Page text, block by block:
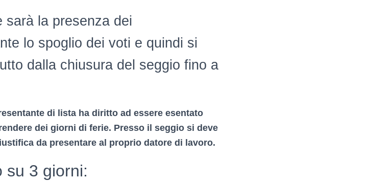
sarà la presenza dei
lo spoglio dei voti e quindi si
dalla chiusura del seggio fino a
di lista ha diritto ad essere esentato
dei giorni di ferie. Presso il seggio si deve
da presentare al proprio datore di lavoro.
su 3 giorni: